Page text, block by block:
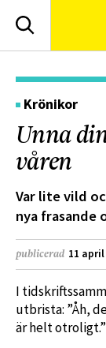
Sök
Krönikor
Unna
våren
Var lite vild
nya frasande
publicerad 11 april
I
utbrista: ”Åh,
är helt otroligt.”